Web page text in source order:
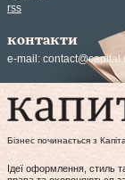
rss
контакти
e-mail:
Бізнес починається з
Ідеї оформлення, стиль